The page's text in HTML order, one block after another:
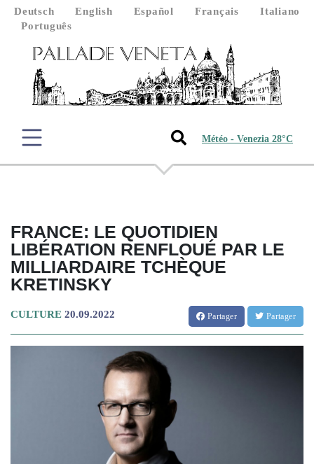
Deutsch English Español Français
Italiano
Português
Météo - Venezia 28°C
FRANCE: LE QUOTIDIEN
LIBÉRATION RENFLOUÉ PAR LE
MILLIARDAIRE TCHÈQUE
KRETINSKY
CULTURE 20.09.2022 Partager Partager